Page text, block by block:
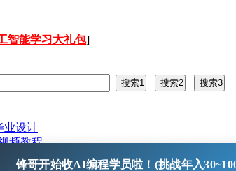
智能学习大礼包]
业设计
频教程
锋哥开始收AI编程学员啦！(挑战年入